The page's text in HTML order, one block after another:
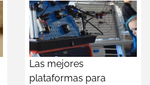
Las mejores
plataformas para